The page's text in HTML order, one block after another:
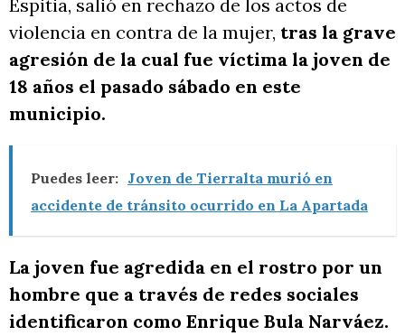
Espitia, salió en rechazo de los actos de
violencia en contra de la mujer, tras la grave
agresión de la cual fue víctima la joven de
18 años el pasado sábado en este
municipio.
Puedes leer: Joven de Tierralta murió en
accidente de tránsito ocurrido en La Apartada
La joven fue agredida en el rostro por un
hombre que a través de redes sociales
identificaron como Enrique Bula Narváez.